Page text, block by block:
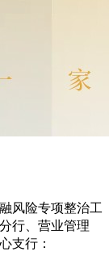
风险专项整治工
行、营业管理
支行：